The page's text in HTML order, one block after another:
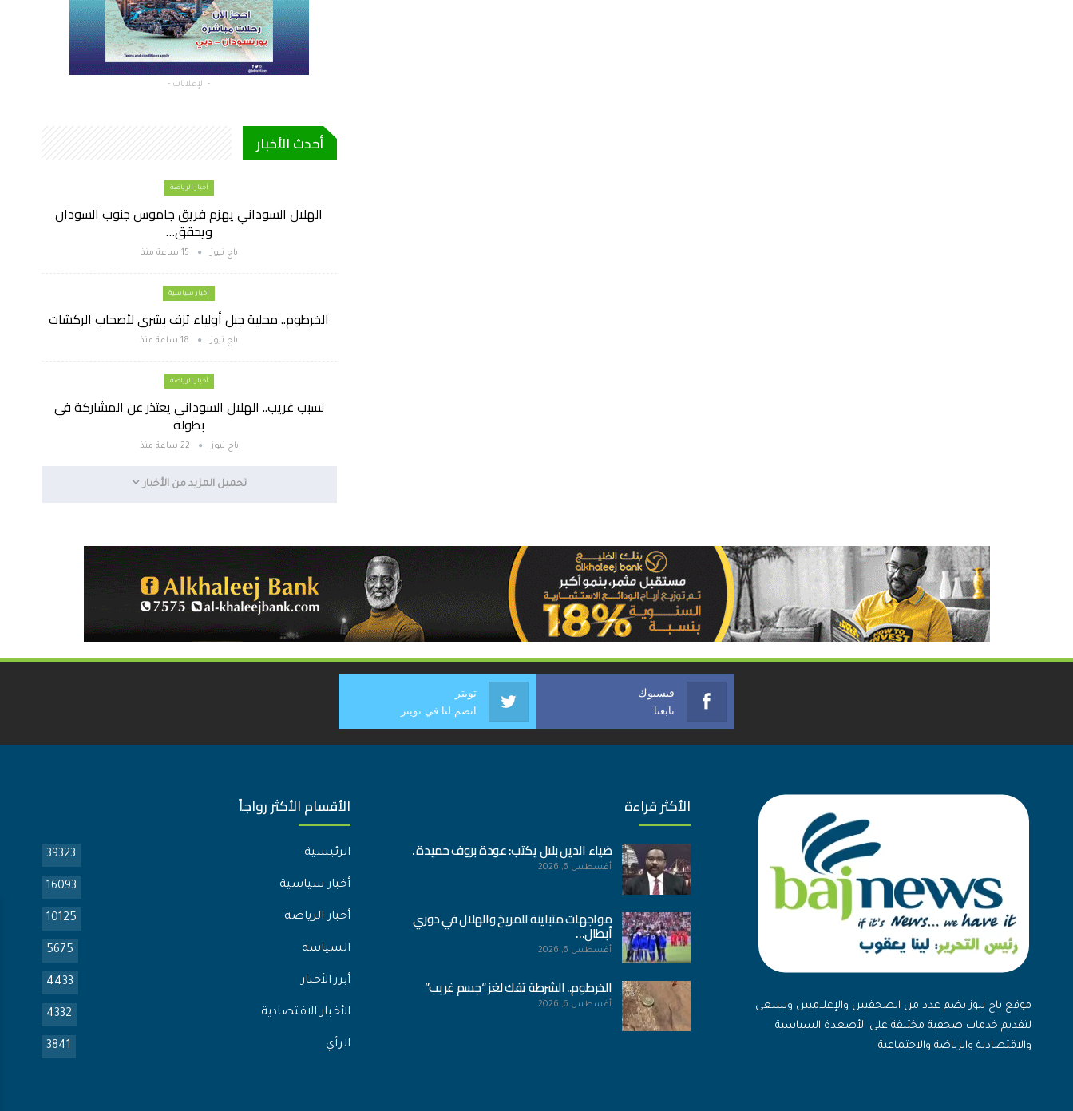
- الإعلانات -
أحدث الأخبار
أخبار الرياضة
الهلال السوداني يهزم فريق جاموس جنوب السودان
ويحقق…
باج نيوز 15 ساعة منذ
أخبار سياسية
الخرطوم.. محلية جبل أولياء تزف بشرى لأصحاب الركشات
باج نيوز 18 ساعة منذ
أخبار الرياضة
لسبب غريب.. الهلال السوداني يعتذر عن المشاركة في
بطولة
باج نيوز 22 ساعة منذ
تحميل المزيد من الأخبار
فيسبوك
تابعنا
تويتر
انضم لنا في تويتر
موقع باج نيوز يضم عدد من الصحفيين والإعلاميين ويسعى
لتقديم خدمات صحفية مختلفة على الأصعدة السياسية
والاقتصادية والرياضة والاجتماعية
الأكثر قراءة
ضياء الدين بلال يكتب: عودة بروف حميدة .
أغسطس 6, 2026
مواجهات متباينة للمريخ والهلال في دوري
أبطال…
أغسطس 6, 2026
الخرطوم.. الشرطة تفك لغز “جسم غريب”
أغسطس 6, 2026
الأقسام الأكثر رواجاً
الرئيسية 39323
أخبار سياسية 16093
أخبار الرياضة 10125
السياسة 5675
أبرز الأخبار 4433
الأخبار الاقتصادية 4332
الرأي 3841